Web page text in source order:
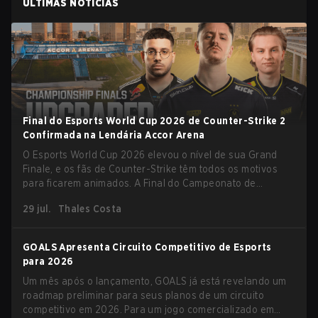
ÚLTIMAS NOTÍCIAS
Final do Esports World Cup 2026 de Counter-Strike 2
Confirmada na Lendária Accor Arena
O Esports World Cup 2026 elevou o nível de sua Grand
Finale, e os fãs de Counter-Strike têm todos os motivos
para ficarem animados. A Final do Campeonato de
Accor Arena de Paris, marcando o capítulo final do maior
29 jul. Thales Costa
GOALS Apresenta Circuito Competitivo de Esports
para 2026
Um mês após o lançamento, GOALS já está revelando um
roadmap preliminar para seus planos de um circuito
competitivo em 2026. Para um jogo comercializado em